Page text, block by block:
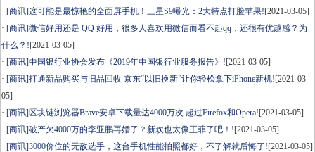
· [商讯]这可能是最惊艳的全面屏手机！三星S9曝光：2大特点打脸苹果![2021-03-05]
· [商讯]微信好用还是 QQ 好用，很多人喜欢用微信而看不起qq，还很有优越感？为
什么？![2021-03-05]
· [商讯]中国银行业协会发布《2019年中国银行业服务报告》![2021-03-05]
· [商讯]打通新品购买与旧品回收 京东“以旧换新”让你轻松拿下iPhone新机![2021-03-
05]
· [商讯] 区块链浏览器Brave安卓下载量达4000万次 超过Firefox和Opera![2021-03-05]
· [商讯]破产欠4000万的李亚鹏再婚了？新欢也太像王菲了吧！![2021-03-05]
· [商讯]3000价位的无敌选手，这台手机性能拍照都好，不了解就后悔了![2021-03-05]